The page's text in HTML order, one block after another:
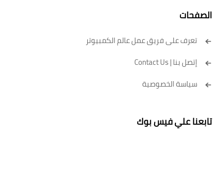
الصفحات
تعرف على فريق عمل عالم الكمبيوتر
إتصل بنا | Contact Us
سياسة الخصوصية
تابعنا علي فيس بوك